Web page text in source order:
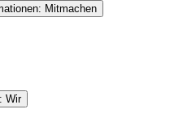
Mitmachen
Wir